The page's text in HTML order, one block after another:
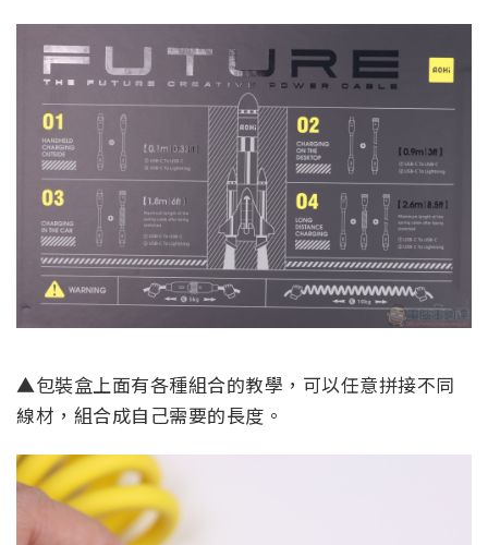
▲包裝盒上面有各種組合的教學，可以任意拼接不同
線材，組合成自己需要的長度。